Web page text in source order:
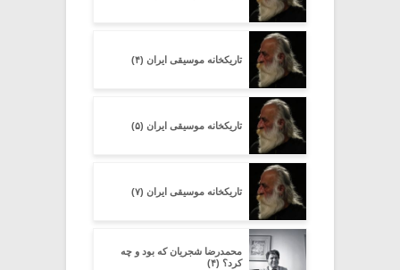
تاریکخانه موسیقی ایران (۴)
تاریکخانه موسیقی ایران (۵)
تاریکخانه موسیقی ایران (۷)
محمدرضا شجریان که بود و چه
کرد؟ (۴)